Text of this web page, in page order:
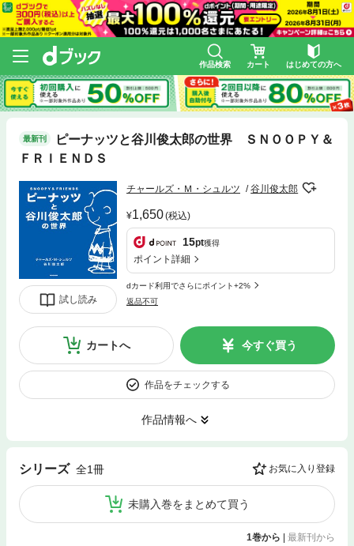
作品検索 カート はじめての方へ
最新刊
ピーナッツと谷川俊太郎の世界 ＳＮＯＯＰＹ＆
ＦＲＩＥＮＤＳ
試し読み
チャールズ・Ｍ・シュルツ 谷川俊太郎
1,650(税込)
15pt獲得
ポイント詳細
dカード利用でさらにポイント+2%
返品不可
カートへ 今すぐ買う
作品をチェックする
作品情報へ
シリーズ 全1冊 お気に入り登録
未購入巻をまとめて買う
1巻から 最新刊から